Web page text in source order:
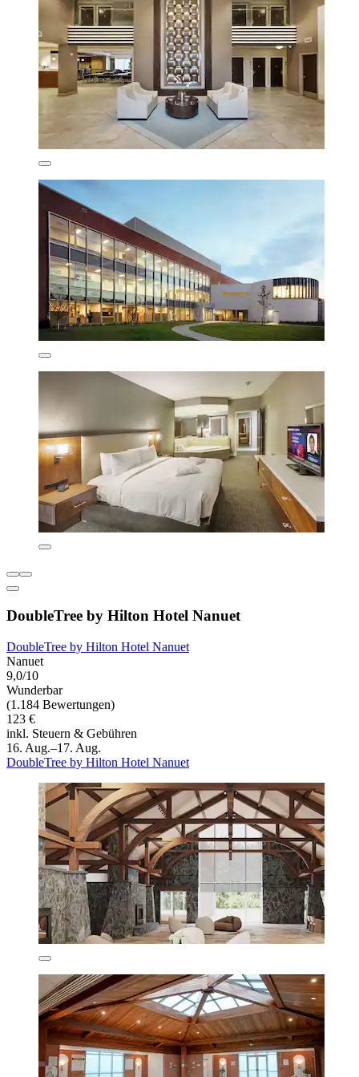
DoubleTree by Hilton Hotel Nanuet
DoubleTree by Hilton Hotel Nanuet
Nanuet
9,0/10
Wunderbar
(1.184 Bewertungen)
123 €
inkl. Steuern & Gebühren
16. Aug.–17. Aug.
DoubleTree by Hilton Hotel Nanuet